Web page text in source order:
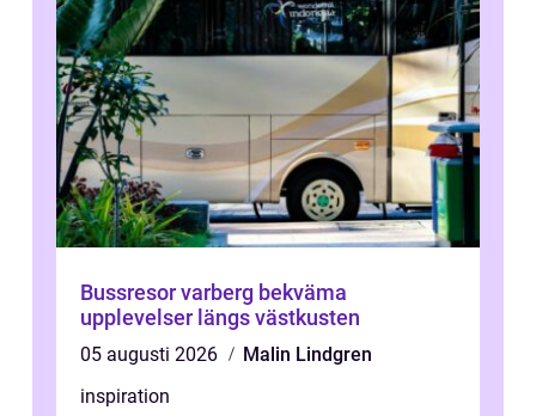
Bussresor varberg bekväma
upplevelser längs västkusten
05 augusti 2026
Malin Lindgren
inspiration